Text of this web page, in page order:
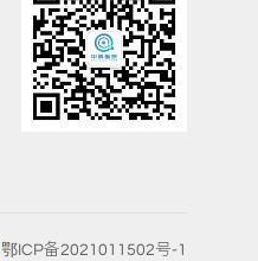
鄂ICP备2021011502号-1